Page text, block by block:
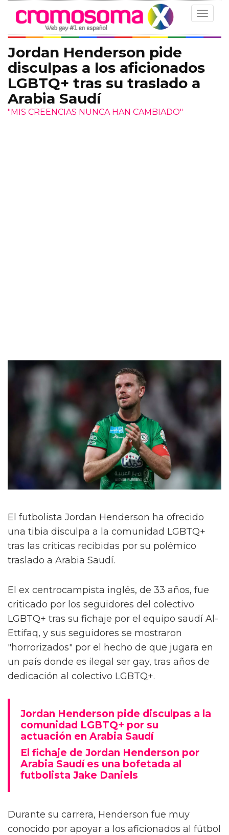
Toggle
Jordan Henderson pide
disculpas a los aficionados
LGBTQ+ tras su traslado a
Arabia Saudí
"MIS CREENCIAS NUNCA HAN CAMBIADO"
El futbolista Jordan Henderson ha ofrecido
una tibia disculpa a la comunidad LGBTQ+
tras las críticas recibidas por su polémico
traslado a Arabia Saudí.
El ex centrocampista inglés, de 33 años, fue
criticado por los seguidores del colectivo
LGBTQ+ tras su fichaje por el equipo saudí Al-
Ettifaq, y sus seguidores se mostraron
"horrorizados" por el hecho de que jugara en
un país donde es ilegal ser gay, tras años de
dedicación al colectivo LGBTQ+.
Jordan Henderson pide disculpas a la
comunidad LGBTQ+ por su
actuación en Arabia Saudí
El fichaje de Jordan Henderson por
Arabia Saudí es una bofetada al
futbolista Jake Daniels
Durante su carrera, Henderson fue muy
conocido por apoyar a los aficionados al fútbol